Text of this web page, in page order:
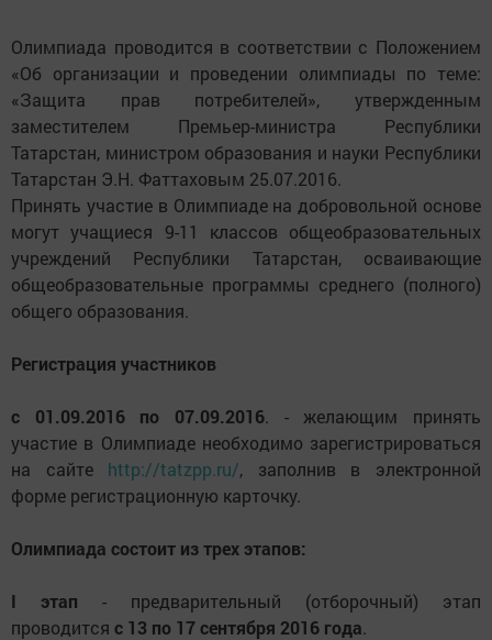
Олимпиада проводится в соответствии с Положением
«Об организации и проведении олимпиады по теме:
«Защита прав потребителей», утвержденным
заместителем Премьер-министра Республики
Татарстан, министром образования и науки Республики
Татарстан Э.Н. Фаттаховым 25.07.2016.
Принять участие в Олимпиаде на добровольной основе
могут учащиеся 9-11 классов общеобразовательных
учреждений Республики Татарстан, осваивающие
общеобразовательные программы среднего (полного)
общего образования.
Регистрация участников
с 01.09.2016 по 07.09.2016. - желающим принять
участие в Олимпиаде необходимо зарегистрироваться
на сайте http://tatzpp.ru/, заполнив в электронной
форме регистрационную карточку.
Олимпиада состоит из трех этапов:
I этап - предварительный (отборочный) этап
проводится с 13 по 17 сентября 2016 года.